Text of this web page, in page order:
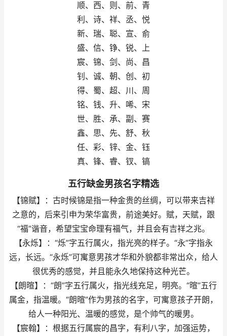
顺、西、则、前、青
利、诗、祥、丞、悦
新、瑞、聪、宣、俞
盛、信、铮、锐、上
宸、锦、剑、尚、昌
钊、诚、朝、创、初
得、蜀、超、川、周
铭、钱、升、唏、宋
世、胜、承、副、赛
鑫、思、先、舒、秋
任、彩、锌、金、钰
真、锋、睿、钗、镐
五行缺金男孩名字精选
【锦赋】：古时候锦是指一种金贵的丝绸，可以带来吉祥
之意的，后来引申为荣华富贵，前途美好。赋，天赋，跟
“福”谐音，希望宝宝命理有福气，并且会有吉祥之兆。
【永烁】：“烁”字五行属火，指光亮的样子。“永”字指永
远，长远。“永烁”可寓意男孩才华和外貌都非常出众，给人
很优秀的感觉，并且能永久地保持这种光芒。
【朗暄】：“朗”字五行属火，指光线充足，明亮。“暄”五行
属金，指温暖。“朗暄”作为男孩的名字，可寓意孩子开朗，
给人一种阳光、温暖的感觉，是个帅气的暖男。
【宸翰】：根据五行属宸的昌字，有利八字，加强运势，